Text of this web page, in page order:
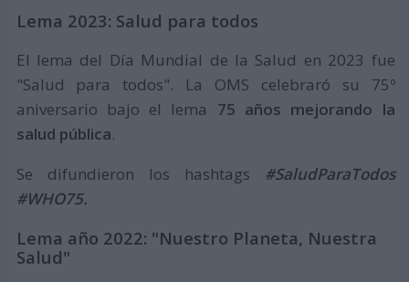
Lema 2023: Salud para todos
El lema del Día Mundial de la Salud en 2023 fue
"Salud para todos". La OMS celebraró su 75º
aniversario bajo el lema 75 años mejorando la
salud pública.
Se difundieron los hashtags #SaludParaTodos
#WHO75.
Lema año 2022: "Nuestro Planeta, Nuestra
Salud"